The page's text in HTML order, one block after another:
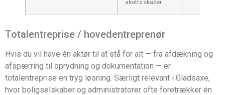
akutte skader
Totalentreprise / hovedentreprenør
Hvis du vil have én aktør til at stå for alt — fra afdækning og
afspærring til oprydning og dokumentation — er
totalentreprise en tryg løsning. Særligt relevant i Gladsaxe,
hvor boligselskaber og administratorer ofte foretrækker én